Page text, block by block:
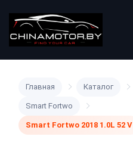
Главная Каталог
Smart Fortwo
Smart Fortwo 2018 1.0L 52 V